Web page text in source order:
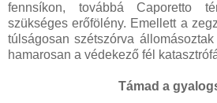
fennsíkon, továbbá Caporetto
szükséges erőfölény. Emellett a
túlságosan szétszórva
hamarosan a védekező fél
Támad a